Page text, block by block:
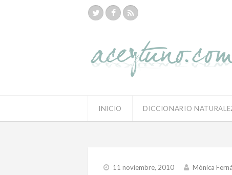
INICIO DICCIONARIO
11 noviembre, 2010 Mónica